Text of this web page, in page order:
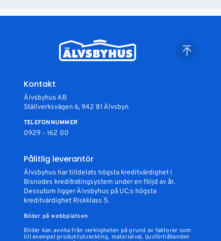
Kontakt
Älvsbyhus AB
Ställverksvägen 6, 942 81 Älvsbyn
TELEFONNUMMER
0929 - 162 00
Pålitlig leverantör
Älvsbyhus har tilldelats högsta kreditvärdighet i
Bisnodes kreditratingsystem under en följd av år.
Dessutom ligger Älvsbyhus på UC:s högsta
kreditvärdighet Riskklass 5.
Bilder på webbplatsen
Bilder kan avvika från verkligheten på grund av faktorer som
till exempel produktutveckling, materialval, ljusförhållanden